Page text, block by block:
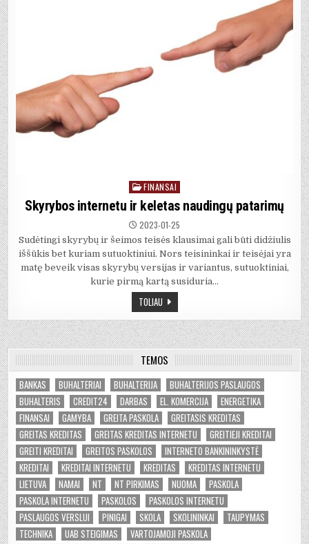
Posted
in
FINANSAI
Skyrybos internetu ir keletas naudingų patarimų
2023-01-25
Sudėtingi skyrybų ir šeimos teisės klausimai gali būti didžiulis
iššūkis bet kuriam sutuoktiniui. Nors teisininkai ir teisėjai yra
matę beveik visas skyrybų versijas ir variantus, sutuoktiniai,
kurie pirmą kartą susiduria…
TOLIAU
TEMOS
BANKAS BUHALTERIAI BUHALTERIJA
BUHALTERIJOS PASLAUGOS
BUHALTERIS
CREDIT24 DARBAS EL. KOMERCIJA
ENERGETIKA
FINANSAI
GAMYBA GREITA PASKOLA
GREITASIS KREDITAS
GREITAS KREDITAS
GREITAS KREDITAS INTERNETU
GREITIEJI KREDITAI
GREITI KREDITAI
GREITOS PASKOLOS
INTERNETO BANKININKYSTĖ
KREDITAI
KREDITAI INTERNETU KREDITAS
KREDITAS INTERNETU
LIETUVA
NAMAI NT NT PIRKIMAS NUOMA
PASKOLA
PASKOLA INTERNETU
PASKOLOS
PASKOLOS INTERNETU
PASLAUGOS VERSLUI
PINIGAI SKOLA SKOLININKAI
TAUPYMAS
TECHNIKA
UAB STEIGIMAS
VARTOJAMOJI PASKOLA